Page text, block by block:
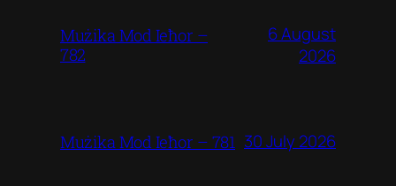
Mużika Mod Ieħor –
782
6 August
2026
Mużika Mod Ieħor – 781 30 July 2026